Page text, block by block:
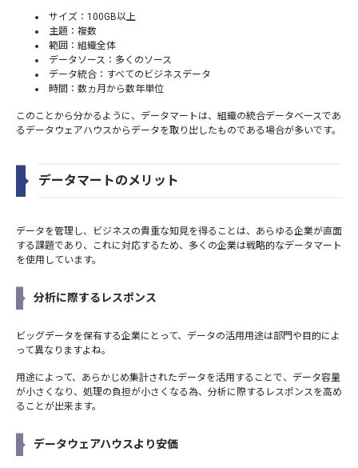
サイズ：100GB以上
主題：複数
範囲：組織全体
データソース：多くのソース
データ統合：すべてのビジネスデータ
時間：数ヵ月から数年単位
このことから分かるように、データマートは、組織の統合データベースであ
るデータウェアハウスからデータを取り出したものである場合が多いです。
データマートのメリット
データを管理し、ビジネスの貴重な知見を得ることは、あらゆる企業が直面
する課題であり、これに対応するため、多くの企業は戦略的なデータマート
を使用しています。
分析に際するレスポンス
ビッグデータを保有する企業にとって、データの活用用途は部門や目的によ
って異なりますよね。
用途によって、あらかじめ集計されたデータを活用することで、データ容量
が小さくなり、処理の負担が小さくなる為、分析に際するレスポンスを高め
ることが出来ます。
データウェアハウスより安価